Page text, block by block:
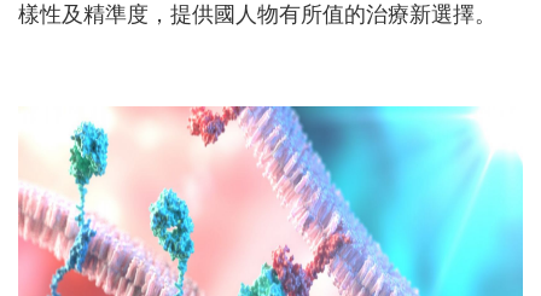
樣性及精準度，提供國人物有所值的治療新選擇。